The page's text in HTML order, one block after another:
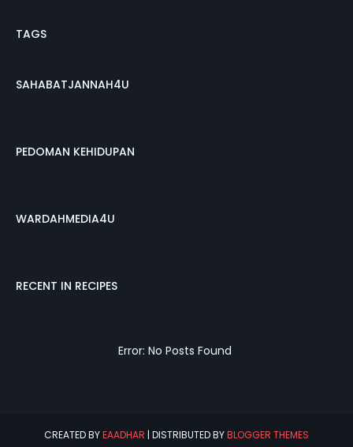
TAGS
SAHABATJANNAH4U
PEDOMAN KEHIDUPAN
WARDAHMEDIA4U
RECENT IN RECIPES
Error: No Posts Found
CREATED BYEAADHAR | DISTRIBUTED BYBLOGGER THEMES